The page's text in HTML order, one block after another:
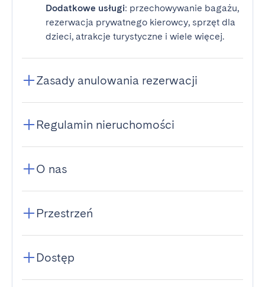
Dodatkowe usługi: przechowywanie bagażu,
rezerwacja prywatnego kierowcy, sprzęt dla
dzieci, atrakcje turystyczne i wiele więcej.
Zasady anulowania rezerwacji
Regulamin nieruchomości
O nas
Przestrzeń
Dostęp